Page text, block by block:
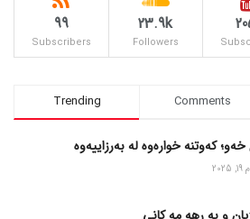
23.9k
Followers
99
Subscribers
Trending Comments
کەوتنە خوارەوە لە بەرزاییەوە